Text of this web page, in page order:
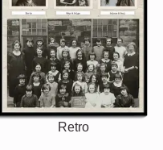
Retro